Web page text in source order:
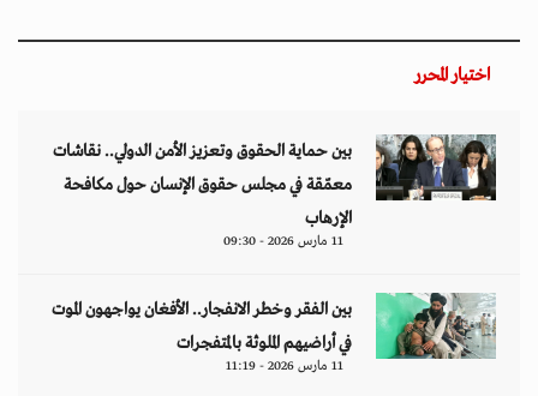
اختيار المحرر
بين حماية الحقوق وتعزيز الأمن الدولي.. نقاشات
معمّقة في مجلس حقوق الإنسان حول مكافحة
الإرهاب
11 مارس 2026 - 09:30
بين الفقر وخطر الانفجار.. الأفغان يواجهون الموت
في أراضيهم الملوثة بالمتفجرات
11 مارس 2026 - 11:19